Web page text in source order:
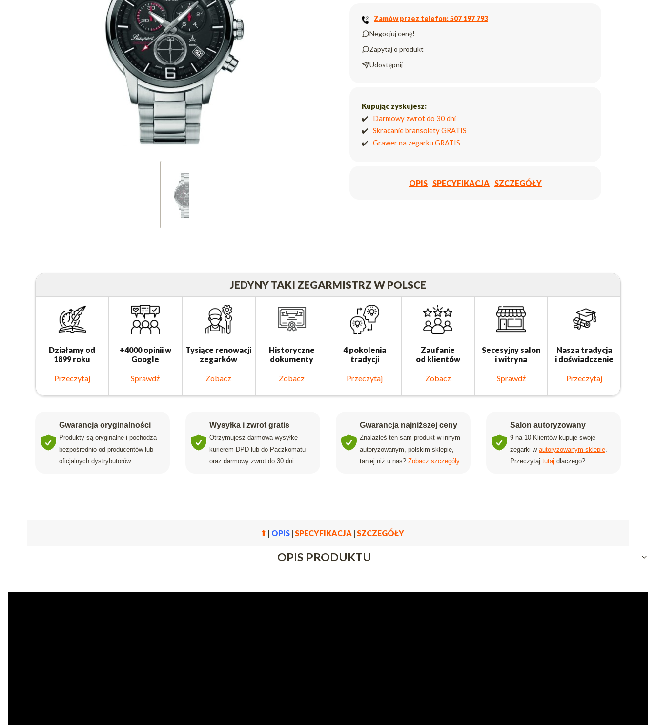
Zamów przez telefon: 507 197 793
Negocjuj cenę!
Zapytaj o produkt
Udostępnij
Kupując zyskujesz:
✔️ Darmowy zwrot do 30 dni
✔️ Skracanie bransolety GRATIS
✔️ Grawer na zegarku GRATIS
OPIS | SPECYFIKACJA | SZCZEGÓŁY
JEDYNY TAKI ZEGARMISTRZ W POLSCE
Działamy od
1899 roku
Przeczytaj
+4000 opinii w
Google
Sprawdź
Tysiące renowacji
zegarków
Zobacz
Historyczne
dokumenty
Zobacz
4 pokolenia
tradycji
Przeczytaj
Zaufanie
od klientów
Zobacz
Secesyjny salon
i witryna
Sprawdź
Nasza tradycja
i doświadczenie
Przeczytaj
Gwarancja oryginalności
Produkty są oryginalne i pochodzą
bezpośrednio od producentów lub
oficjalnych dystrybutorów.
Wysyłka i zwrot gratis
Otrzymujesz darmową wysyłkę
kurierem DPD lub do Paczkomatu
oraz darmowy zwrot do 30 dni.
Gwarancja najniższej ceny
Znalazłeś ten sam produkt w innym
autoryzowanym, polskim sklepie,
taniej niż u nas? Zobacz szczegóły.
Salon autoryzowany
9 na 10 Klientów kupuje swoje
zegarki w autoryzowanym sklepie.
Przeczytaj tutaj dlaczego?
⬆ | OPIS| SPECYFIKACJA| SZCZEGÓŁY
OPIS PRODUKTU